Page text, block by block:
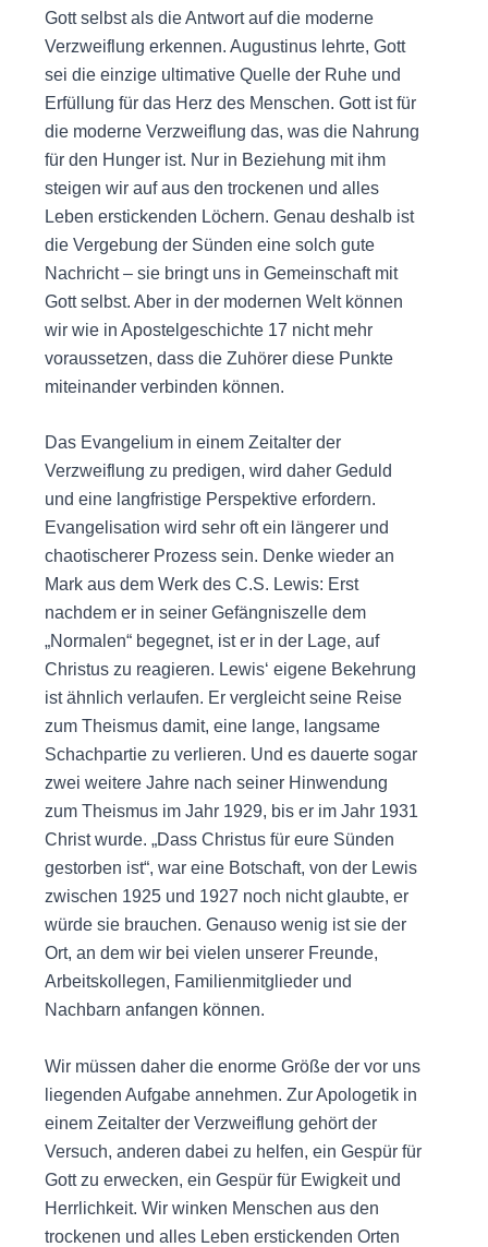
Gott selbst als die Antwort auf die moderne
Verzweiflung erkennen. Augustinus lehrte, Gott
sei die einzige ultimative Quelle der Ruhe und
Erfüllung für das Herz des Menschen. Gott ist für
die moderne Verzweiflung das, was die Nahrung
für den Hunger ist. Nur in Beziehung mit ihm
steigen wir auf aus den trockenen und alles
Leben erstickenden Löchern. Genau deshalb ist
die Vergebung der Sünden eine solch gute
Nachricht – sie bringt uns in Gemeinschaft mit
Gott selbst. Aber in der modernen Welt können
wir wie in Apostelgeschichte 17 nicht mehr
voraussetzen, dass die Zuhörer diese Punkte
miteinander verbinden können.
Das Evangelium in einem Zeitalter der
Verzweiflung zu predigen, wird daher Geduld
und eine langfristige Perspektive erfordern.
Evangelisation wird sehr oft ein längerer und
chaotischerer Prozess sein. Denke wieder an
Mark aus dem Werk des C.S. Lewis: Erst
nachdem er in seiner Gefängniszelle dem
„Normalen“ begegnet, ist er in der Lage, auf
Christus zu reagieren. Lewis‘ eigene Bekehrung
ist ähnlich verlaufen. Er vergleicht seine Reise
zum Theismus damit, eine lange, langsame
Schachpartie zu verlieren. Und es dauerte sogar
zwei weitere Jahre nach seiner Hinwendung
zum Theismus im Jahr 1929, bis er im Jahr 1931
Christ wurde. „Dass Christus für eure Sünden
gestorben ist“, war eine Botschaft, von der Lewis
zwischen 1925 und 1927 noch nicht glaubte, er
würde sie brauchen. Genauso wenig ist sie der
Ort, an dem wir bei vielen unserer Freunde,
Arbeitskollegen, Familienmitglieder und
Nachbarn anfangen können.
Wir müssen daher die enorme Größe der vor uns
liegenden Aufgabe annehmen. Zur Apologetik in
einem Zeitalter der Verzweiflung gehört der
Versuch, anderen dabei zu helfen, ein Gespür für
Gott zu erwecken, ein Gespür für Ewigkeit und
Herrlichkeit. Wir winken Menschen aus den
trockenen und alles Leben erstickenden Orten